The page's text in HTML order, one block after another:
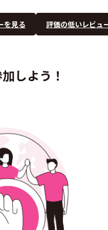
を見る 評価の低いレビュ
しよう！